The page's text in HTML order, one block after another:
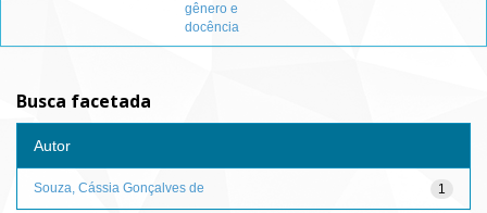
gênero e
docência
Busca facetada
Autor
1
Souza, Cássia Gonçalves de